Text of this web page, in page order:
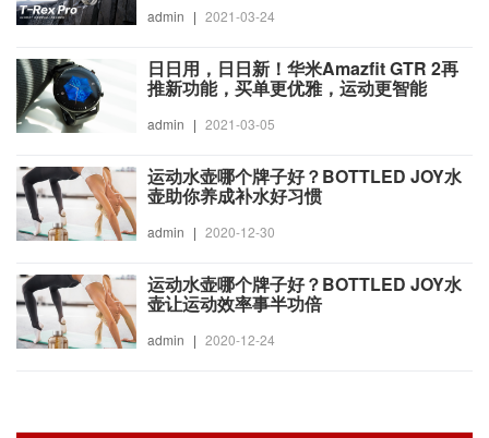
admin | 2021-03-24
日日用，日日新！华米Amazfit GTR 2再
推新功能，买单更优雅，运动更智能
admin | 2021-03-05
运动水壶哪个牌子好？BOTTLED JOY水
壶助你养成补水好习惯
admin | 2020-12-30
运动水壶哪个牌子好？BOTTLED JOY水
壶让运动效率事半功倍
admin | 2020-12-24